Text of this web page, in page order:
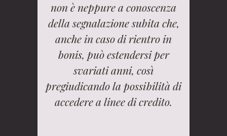
non è neppure a conoscenza
della segnalazione subita che,
anche in caso di rientro in
bonis, può estendersi per
svariati anni, così
pregiudicando la possibilità di
accedere a linee di credito.